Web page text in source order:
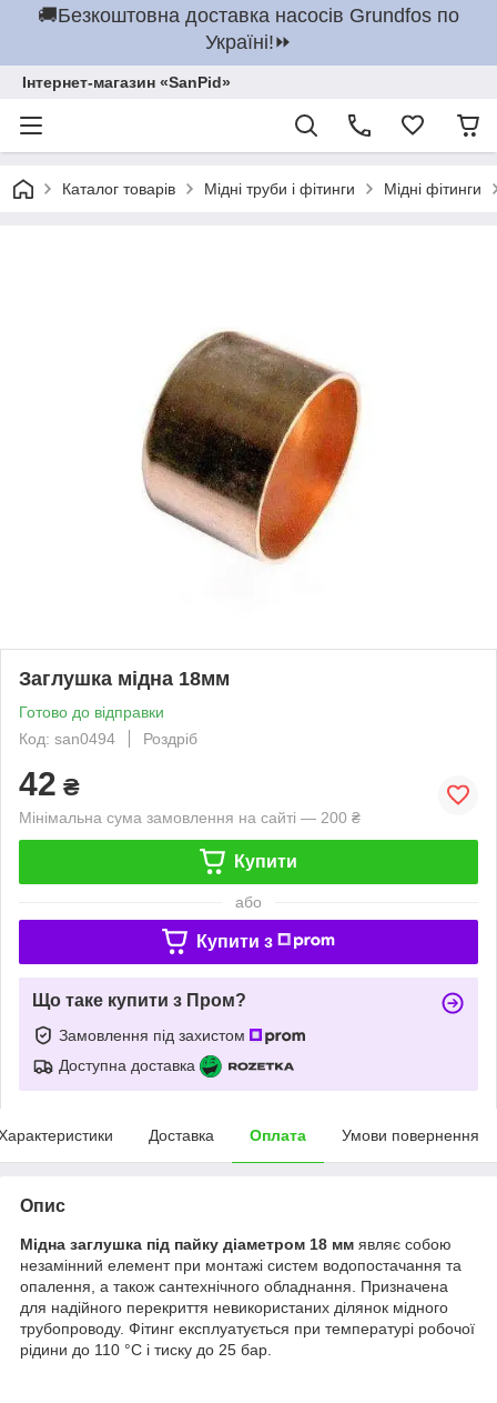
🚚Безкоштовна доставка насосів Grundfos по
Україні!⏩
Інтернет-магазин «SanPid»
Каталог товарів Мідні труби і фітинги Мідні фітинги
Заглушка мідна 18мм
Готово до відправки
Код: san0494
Роздріб
42 ₴
Мінімальна сума замовлення на сайті — 200 ₴
Купити
або
Купити з
Що таке купити з Пром?
Замовлення під захистом
Доступна доставка
Доставка Оплата Умови повернення
Опис
Мідна заглушка під пайку діаметром 18 мм являє собою
незамінний елемент при монтажі систем водопостачання та
опалення, а також сантехнічного обладнання. Призначена
для надійного перекриття невикористаних ділянок мідного
трубопроводу. Фітинг експлуатується при температурі робочої
рідини до 110 °C і тиску до 25 бар.